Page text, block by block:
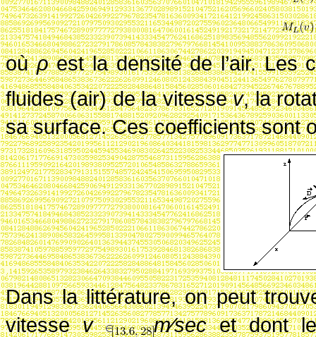
oùρest la densité de l’air. Les
fluides (air) de la vitessev, la
sa surface. Ces coefficients sont
Dans la littérature, on peut
vitessev m∕secet dont